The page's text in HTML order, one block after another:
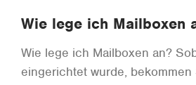
Wie lege ich Mailboxen
Wie lege ich Mailboxen an?
eingerichtet wurde, bekommen